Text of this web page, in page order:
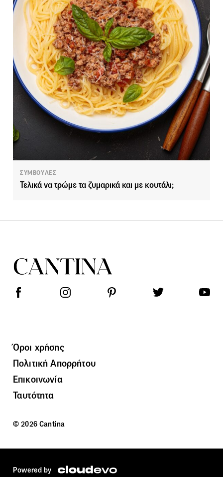
ΣΥΜΒΟΥΛΕΣ
Τελικά να τρώμε τα ζυμαρικά και με κουτάλι;
Όροι χρήσης
Πολιτική Απορρήτου
Επικοινωνία
Ταυτότητα
© 2026 Cantina
Powered by